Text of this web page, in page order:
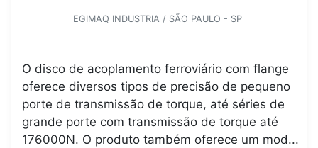
EGIMAQ INDUSTRIA / SÃO PAULO - SP
O disco de acoplamento ferroviário com flange
oferece diversos tipos de precisão de pequeno
porte de transmissão de torque, até séries de
grande porte com transmissão de torque até
176000N. O produto também oferece um mod...